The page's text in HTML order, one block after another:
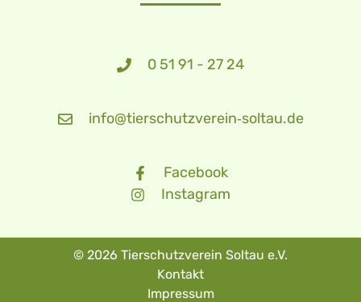
0 51 91 - 27 24
info@tierschutzverein‑soltau.de
Facebook
Instagram
© 2026 Tierschutzverein Soltau e.V.
Kontakt
Impressum